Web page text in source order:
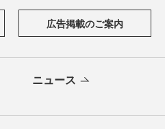
広告掲載のご案内
ニュース